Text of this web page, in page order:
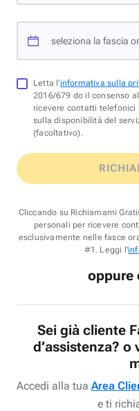
seleziona la fascia
Letta l'informativa sulla
2016/679 do il consenso
ricevere contatti telefonici
sulla disponibilità del
(facoltativo).
Cliccando su Richiamami
personali per ricevere
esclusivamente nelle fasce
#1. Leggi l'
oppure
Sei già cliente
d’assistenza? o
Accedi alla tua Area
e ti